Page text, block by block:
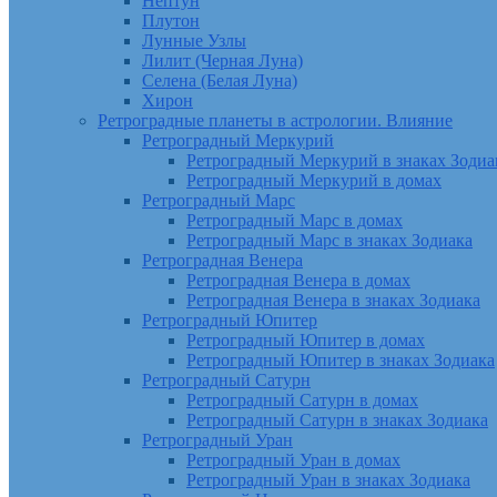
Плутон
Лунные Узлы
Лилит (Черная Луна)
Селена (Белая Луна)
Хирон
Ретроградные планеты в астрологии. Влияние
Ретроградный Меркурий
Ретроградный Меркурий в знаках
Ретроградный Меркурий в домах
Ретроградный Марс
Ретроградный Марс в домах
Ретроградный Марс в знаках Зодиака
Ретроградная Венера
Ретроградная Венера в домах
Ретроградная Венера в знаках Зодиака
Ретроградный Юпитер
Ретроградный Юпитер в домах
Ретроградный Юпитер в знаках Зодиака
Ретроградный Сатурн
Ретроградный Сатурн в домах
Ретроградный Сатурн в знаках Зодиака
Ретроградный Уран
Ретроградный Уран в домах
Ретроградный Уран в знаках Зодиака